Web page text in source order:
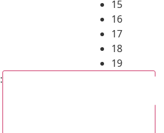
15
16
17
18
19
: